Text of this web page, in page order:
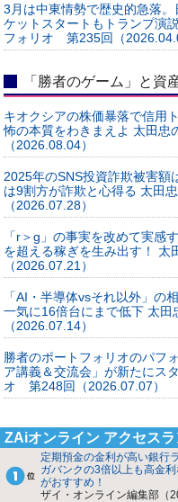
3月は中東情勢で歴史的急落
ケットスタートもトランプ
フォリオ 第235回（
「勝者のゲーム」と資
キオクシアの株価暴落で信用
怖の本質をわきまえよ 太田
（2026.08.04）
2025年のSNS投資詐欺被害
は9割方が詐欺と心得る 太田
（2026.07.28）
「r＞g」の事実を改めて実
を超える稼ぎを生み出す！
（2026.07.21）
「AI・半導体vsそれ以外」
一気に16倍台にまで低下 太
（2026.07.14）
勝者のポートフォリオのパフ
ア講義＆交流会」が新たにス
オ 第248回（2026.07.07）
ZAiオンライン アクセス
定期預金の金利が高い銀行
ガバンクの3倍以上も高金
がおすすめ！
ザイ・オンライン編集部（